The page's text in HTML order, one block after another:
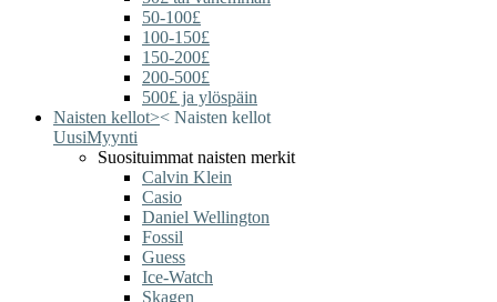
50-100£
100-150£
150-200£
200-500£
500£ ja ylöspäin
Naisten kellot>< Naisten kellot
UusiMyynti
Suosituimmat naisten merkit
Calvin Klein
Casio
Daniel Wellington
Fossil
Guess
Ice-Watch
Skagen